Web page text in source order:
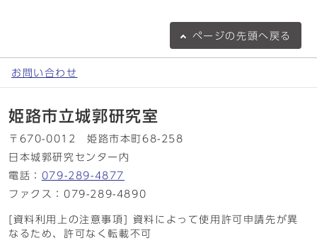
ページの 先頭へ戻る
お問い合わせ
姫路市立城郭研究室
〒670-0012 姫路市本町68-258
日本城郭研究センター内
電話： 079-289-4877
ファクス：079-289-4890
[資料利用上の注意事項] 資料によって使用許可申請先が異
なるため、許可なく転載不可